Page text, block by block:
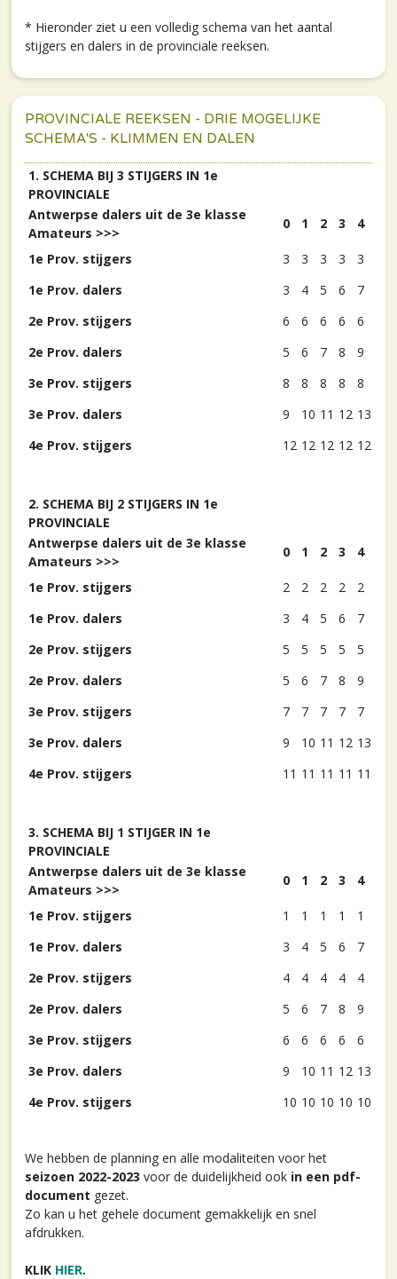
* Hieronder ziet u een volledig schema van het aantal
stijgers en dalers in de provinciale reeksen.
PROVINCIALE REEKSEN - DRIE MOGELIJKE
SCHEMA'S - KLIMMEN EN DALEN
1. SCHEMA BIJ 3 STIJGERS IN 1e
PROVINCIALE
Antwerpse dalers uit de 3e klasse
Amateurs >>>
0 1 2 3 4
1e Prov. stijgers 3 3 3 3
3
1e Prov. dalers
3 4 5 6
7
2e Prov. stijgers
6 6 6 6
6
2e Prov. dalers
5 6 7 8
9
3e Prov. stijgers
8 8 8 8
8
3e Prov. dalers
9 10 11 12 13
4e Prov. stijgers
12 12 12 12 12
2. SCHEMA BIJ 2 STIJGERS IN 1e
PROVINCIALE
Antwerpse dalers uit de 3e klasse
Amateurs >>>
0 1 2 3 4
1e Prov. stijgers 2 2 2 2
2
1e Prov. dalers
3 4 5 6
7
2e Prov. stijgers
5 5 5 5
5
2e Prov. dalers
5 6 7 8
9
3e Prov. stijgers
7 7 7 7
7
3e Prov. dalers
9 10 11 12 13
4e Prov. stijgers
11 11 11 11 11
3. SCHEMA BIJ 1 STIJGER IN 1e
PROVINCIALE
Antwerpse dalers uit de 3e klasse
Amateurs >>>
0 1 2 3 4
1e Prov. stijgers 1 1 1 1
1
1e Prov. dalers
3 4 5 6
7
2e Prov. stijgers
4 4 4 4
4
2e Prov. dalers
5 6 7 8
9
3e Prov. stijgers
6 6 6 6
6
3e Prov. dalers
9 10 11 12 13
4e Prov. stijgers
10 10 10 10 10
We hebben de planning en alle modaliteiten voor het
seizoen 2022-2023 voor de duidelijkheid ook in een pdf-
document gezet.
Zo kan u het gehele document gemakkelijk en snel
afdrukken.
KLIK HIER.